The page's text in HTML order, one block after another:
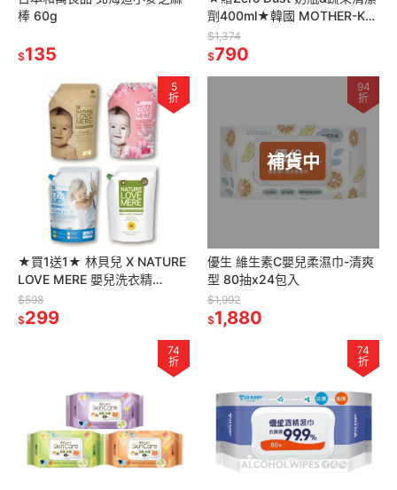
棒 60g
$135
劑400ml★韓國 MOTHER-K
攜帶式奶瓶晾乾架
$1,374
$790
5
折
★買1送1★ 林貝兒 X NATURE
LOVE MERE 嬰兒洗衣精
1300ml(低敏/抗臭/抗菌/潔淨)
$598
$299
補貨中
94
折
優生 維生素C嬰兒柔濕巾-清爽
型 80抽x24包入
$1,992
$1,880
74
折
74
折